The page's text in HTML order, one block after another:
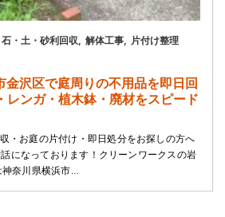
石・土・砂利回収 解体工事
片付け整理
沢区で庭周りの不用品を即日回
レンガ・植木鉢・廃材をスピード
・お庭の片付け・即日処分をお探しの方へ
になっております！クリーンワークスの岩
奈川県横浜市…